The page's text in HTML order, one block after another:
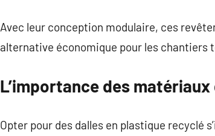
Avec leur conception modulaire, ces
alternative économique pour les
L’importance des
Opter pour des dalles en plastique recyclé